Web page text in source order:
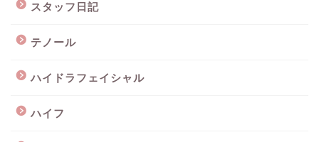
スタッフ日記
テノール
ハイドラフェイシャル
ハイフ